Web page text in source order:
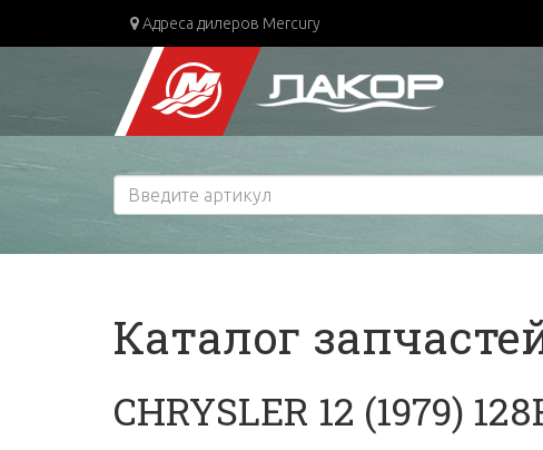
Адреса дилеров Mercury
Каталог
CHRYSLER 12 (1979)